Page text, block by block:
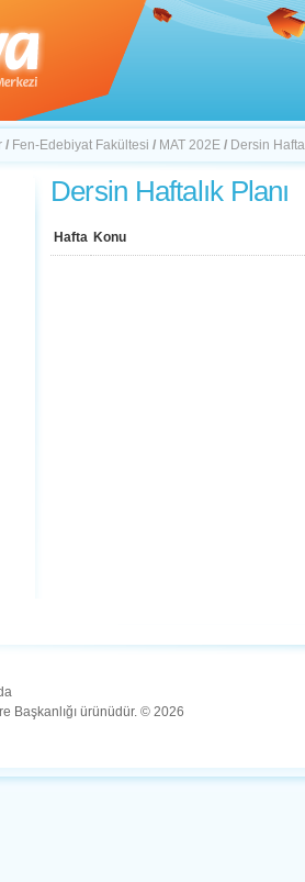
/ Fen-Edebiyat Fakültesi / MAT 202E / Dersin
Dersin Haftalık Planı
Hafta Konu
Başkanlığı ürünüdür. © 2026